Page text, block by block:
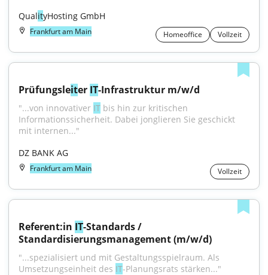
QualityHosting GmbH
Frankfurt am Main Homeoffice Vollzeit
Prüfungsleiter IT-Infrastruktur m/w/d
"...von innovativer IT bis hin zur kritischen
Informationssicherheit. Dabei jonglieren Sie geschickt
mit internen..."
DZ BANK AG
Frankfurt am Main Vollzeit
Referent:in IT-Standards /
Standardisierungsmanagement (m/w/d)
"...spezialisiert und mit Gestaltungsspielraum. Als
Umsetzungseinheit des IT-Planungsrats stärken..."